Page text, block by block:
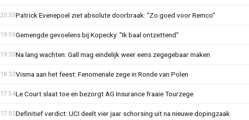
Patrick Evenepoel ziet absolute doorbraak: "Zo goed voor Remco"
20:33
Gemengde gevoelens bij Kopecky: "Ik baal ontzettend"
19:59
Na lang wachten: Gall mag eindelijk weer eens zegegebaar maken
19:33
Visma aan het feest: Fenomenale zege in Ronde van Polen
18:33
Le Court slaat toe en bezorgt AG Insurance fraaie Tourzege
17:54
Definitief verdict: UCI deelt vier jaar schorsing uit na nieuwe dopingzaak
17:02